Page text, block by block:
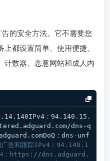
的安全方法。它不需要您
都设置简单、使用便捷、
计数器、恶意网站和成人内
：94.140.15.
dns-q
：dns-unf
广告和跟踪IPv4：94.140.1
：https://dns.adguard.